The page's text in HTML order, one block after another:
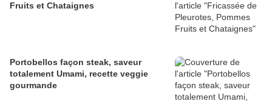
Fruits et Chataignes
Portobellos façon steak, saveur
totalement Umami, recette veggie
gourmande